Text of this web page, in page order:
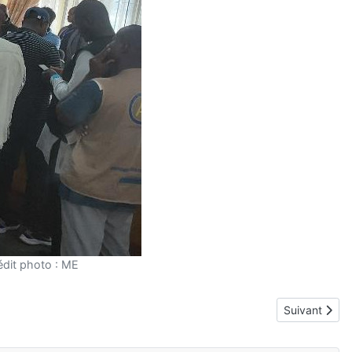
photo : ME
Article
Suivant